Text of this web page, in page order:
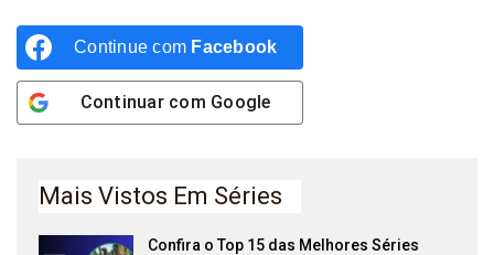
Continue com Facebook
Continuar com Google
Mais Vistos Em Séries
Confira o Top 15 das Melhores Séries